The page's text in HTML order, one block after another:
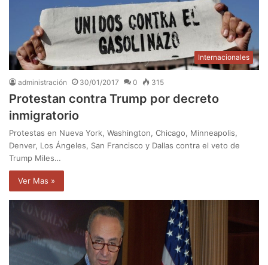
Internacionales
administración 30/01/2017 0 315
Protestan contra Trump por decreto
inmigratorio
Protestas en Nueva York, Washington, Chicago, Minneapolis,
Denver, Los Ángeles, San Francisco y Dallas contra el veto de
Trump Miles…
Ver Mas »